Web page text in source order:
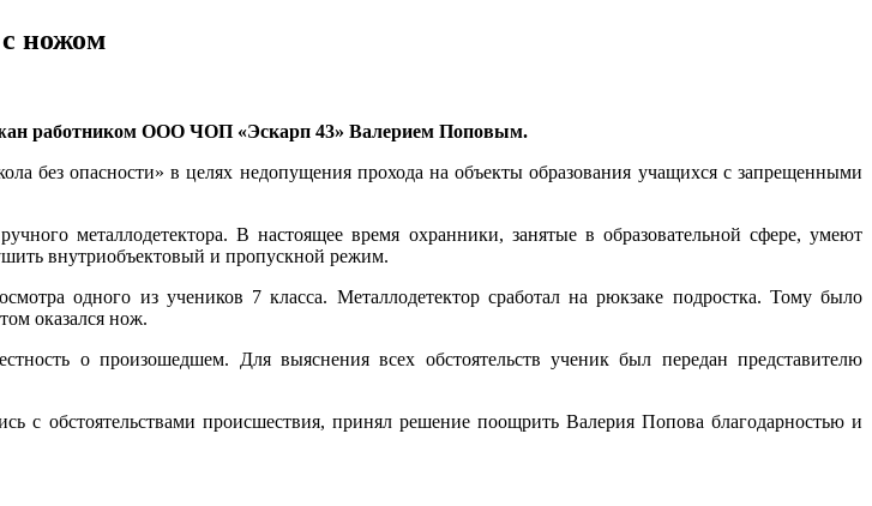
ножом
работником ООО ЧОП «Эскарп 43» Валерием Поповым.
без опасности» в целях недопущения прохода на объекты образования учащихся с запрещенными
металлодетектора. В настоящее время охранники, занятые в образовательной сфере, умеют
внутриобъектовый и пропускной режим.
одного из учеников 7 класса. Металлодетектор сработал на рюкзаке подростка. Тому было
оказался нож.
о произошедшем. Для выяснения всех обстоятельств ученик был передан представителю
обстоятельствами происшествия, принял решение поощрить Валерия Попова благодарностью и